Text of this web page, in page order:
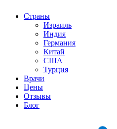
Страны
Израиль
Индия
Германия
Китай
США
Турция
Врачи
Цены
Отзывы
Блог